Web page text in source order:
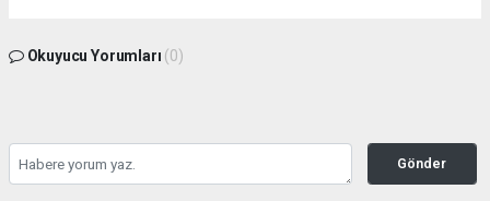
Okuyucu Yorumları (0)
Gönder